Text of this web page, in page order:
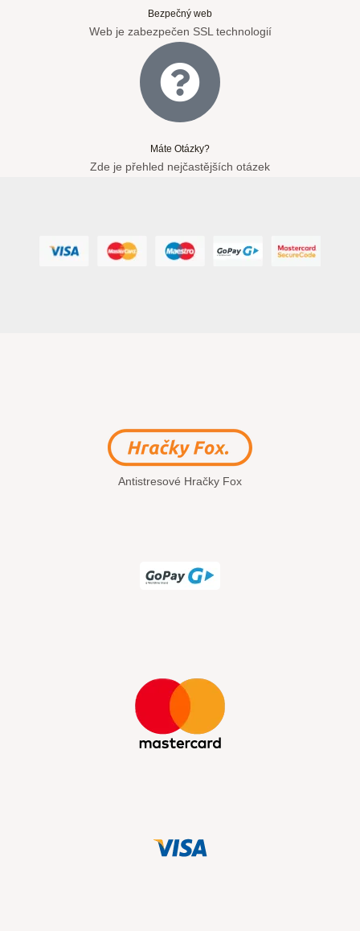
Bezpečný web
Web je zabezpečen SSL technologií
Máte Otázky?
Zde je přehled nejčastějších otázek
Antistresové Hračky Fox